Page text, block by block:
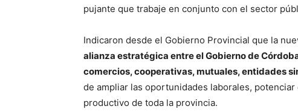
pujante que trabaje en conjunto con el sector
Indicaron desde el Gobierno Provincial que la
alianza estratégica entre el Gobierno de
comercios, cooperativas, mutuales, entidades
de ampliar las oportunidades laborales,
productivo de toda la provincia.